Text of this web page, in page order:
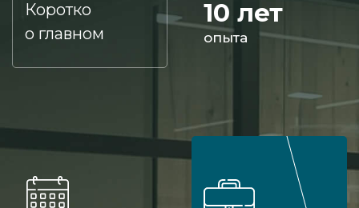
Коротко
о главном
10 лет
опыта